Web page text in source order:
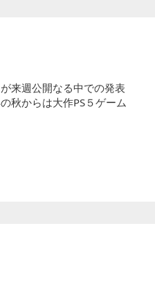
来週公開なる中での発表
秋からは大作PS５ゲーム